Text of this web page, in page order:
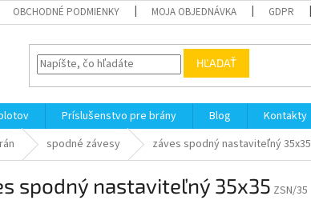
OBCHODNÉ PODMIENKY MOJA OBJEDNÁVKA GDPR
HĽADAŤ
Príslušenstvo pre brány Blog Kontakty
spodné závesy záves spodný nastaviteľný 35x35
spodný nastaviteľný 35x35 ZSN/35